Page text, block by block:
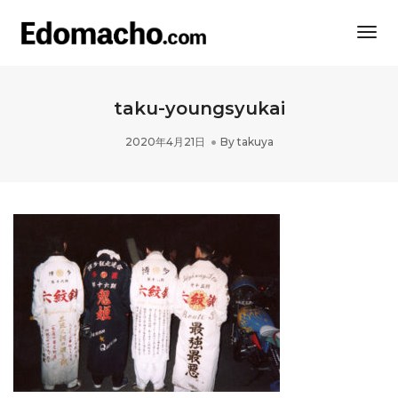
taku-youngsyukai
2020年4月21日 Bytakuya